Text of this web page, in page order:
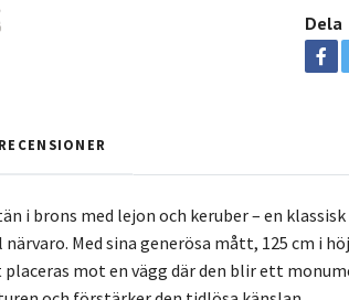
Dela
RECENSIONER
i brons med lejon och keruber – en
Med sina generösa mått, 125 cm i
placeras mot en vägg där den blir ett